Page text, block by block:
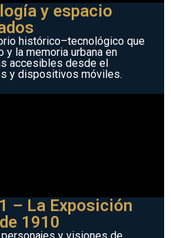
y espacio
histórico–tecnológico que
la memoria urbana en
accesibles desde el
y dispositivos móviles.
– La Exposición
1910
y visiones de